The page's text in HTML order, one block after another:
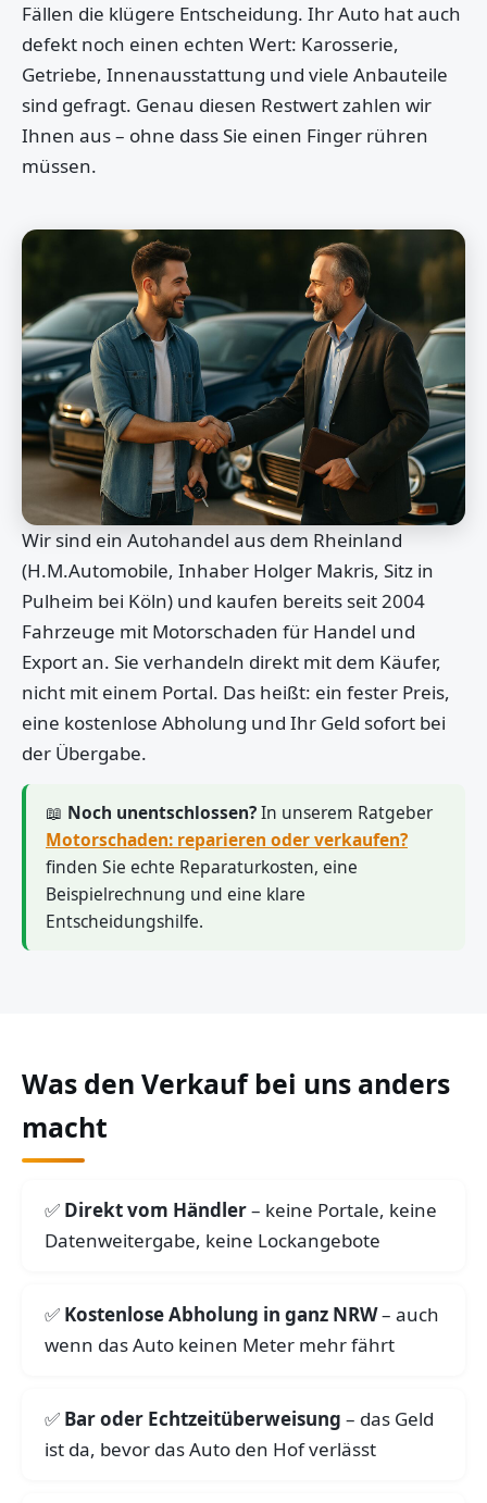
Fällen die klügere Entscheidung. Ihr Auto hat auch
defekt noch einen echten Wert: Karosserie,
Getriebe, Innenausstattung und viele Anbauteile
sind gefragt. Genau diesen Restwert zahlen wir
Ihnen aus – ohne dass Sie einen Finger rühren
müssen.
Wir sind ein Autohandel aus dem Rheinland
(H.M.Automobile, Inhaber Holger Makris, Sitz in
Pulheim bei Köln) und kaufen bereits seit 2004
Fahrzeuge mit Motorschaden für Handel und
Export an. Sie verhandeln direkt mit dem Käufer,
nicht mit einem Portal. Das heißt: ein fester Preis,
eine kostenlose Abholung und Ihr Geld sofort bei
der Übergabe.
📖 Noch unentschlossen?In unserem Ratgeber
Motorschaden: reparieren oder verkaufen?
finden Sie echte Reparaturkosten, eine
Beispielrechnung und eine klare
Entscheidungshilfe.
Was den Verkauf bei uns anders
macht
Direkt vom Händler– keine Portale, keine
Datenweitergabe, keine Lockangebote
Kostenlose Abholung in ganz NRW– auch
wenn das Auto keinen Meter mehr fährt
Bar oder Echtzeitüberweisung – das Geld
ist da, bevor das Auto den Hof verlässt